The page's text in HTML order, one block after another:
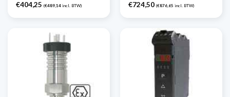
€404,25 (€489,14 incl. BTW) €724,50 (€876,65 incl. BTW)